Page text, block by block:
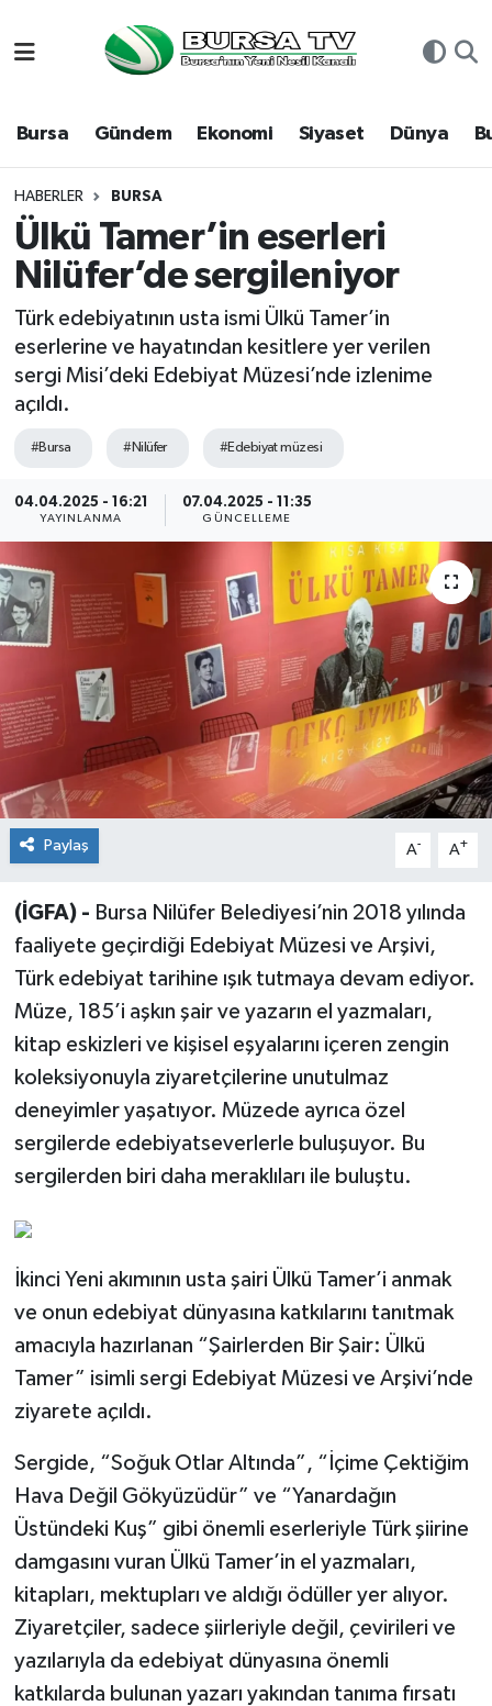
Bursa Gündem Ekonomi Siyaset Dünya
HABERLER BURSA
Ülkü Tamer’in eserleri
Nilüfer’de sergileniyor
Türk edebiyatının usta ismi Ülkü Tamer’in
eserlerine ve hayatından kesitlere yer verilen
sergi Misi’deki Edebiyat Müzesi’nde izlenime
açıldı.
#Bursa #Nilüfer #Edebiyat müzesi
04.04.2025 - 16:21
YAYINLANMA
07.04.2025 - 11:35
GÜNCELLEME
Paylaş A- A+
(İGFA) - Bursa Nilüfer Belediyesi’nin 2018 yılında
faaliyete geçirdiği Edebiyat Müzesi ve Arşivi,
Türk edebiyat tarihine ışık tutmaya devam ediyor.
Müze, 185’i aşkın şair ve yazarın el yazmaları,
kitap eskizleri ve kişisel eşyalarını içeren zengin
koleksiyonuyla ziyaretçilerine unutulmaz
deneyimler yaşatıyor. Müzede ayrıca özel
sergilerde edebiyatseverlerle buluşuyor. Bu
sergilerden biri daha meraklıları ile buluştu.
İkinci Yeni akımının usta şairi Ülkü Tamer’i anmak
ve onun edebiyat dünyasına katkılarını tanıtmak
amacıyla hazırlanan “Şairlerden Bir Şair: Ülkü
Tamer” isimli sergi Edebiyat Müzesi ve Arşivi’nde
ziyarete açıldı.
Sergide, “Soğuk Otlar Altında”, “İçime Çektiğim
Hava Değil Gökyüzüdür” ve “Yanardağın
Üstündeki Kuş” gibi önemli eserleriyle Türk şiirine
damgasını vuran Ülkü Tamer’in el yazmaları,
kitapları, mektupları ve aldığı ödüller yer alıyor.
Ziyaretçiler, sadece şiirleriyle değil, çevirileri ve
yazılarıyla da edebiyat dünyasına önemli
katkılarda bulunan yazarı yakından tanıma fırsatı
Bursa
Dünya
Eğitim
Ekonomi
Genel
Spor
Teknoloji
Türkiye
Hava Durumu
Namaz Vakitleri
Trafik Durumu
Süper Lig Puan Durumu ve Fikstür
Tüm Manşetler